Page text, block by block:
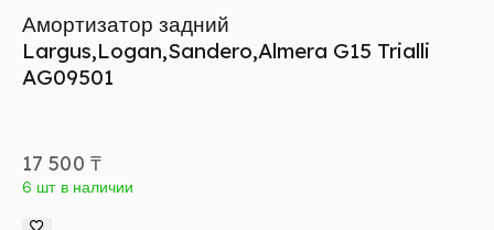
Амортизатор задний
Largus,Logan,Sandero,Almera G15 Trialli
AG09501
17 500 ₸
6 шт в наличии